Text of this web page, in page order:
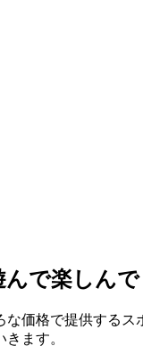
んで楽しんで
価格で提供するス
ます。